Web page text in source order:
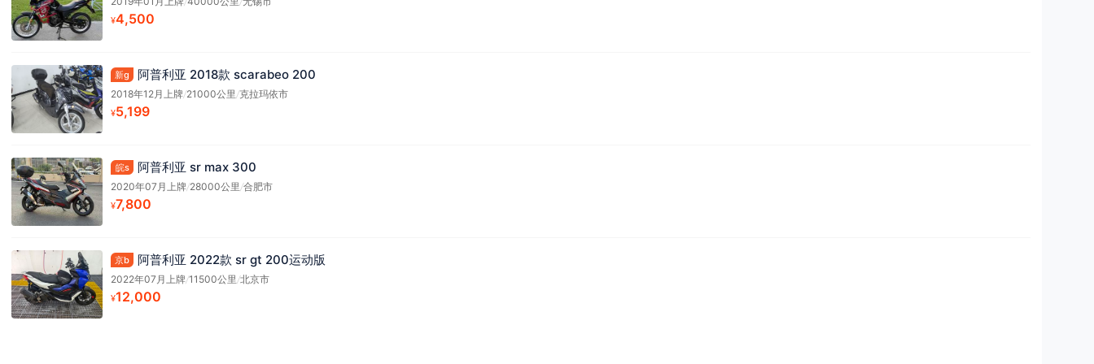
¥4,500
新g 阿普利亚 2018款 scarabeo 200
2018年12月上牌/21000公里 /克拉玛依市
¥5,199
皖s 阿普利亚 sr max 300
2020年07月上牌/28000公里 /合肥市
¥7,800
京b 阿普利亚 2022款 sr gt 200运动版
2022年07月上牌/11500公里 /北京市
¥12,000